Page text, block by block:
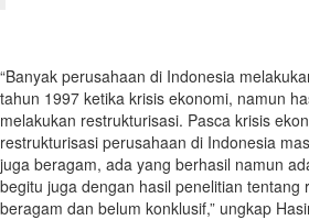
“Banyak perusahaan di Indonesia
tahun 1997 ketika krisis ekonomi, namun
melakukan restrukturisasi. Pasca krisis
restrukturisasi perusahaan di Indonesia
juga beragam, ada yang berhasil namun
begitu juga dengan hasil penelitian tentang
beragam dan belum konklusif,” ungkap